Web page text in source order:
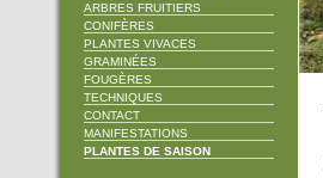
ARBRES FRUITIERS
CONIFÈRES
PLANTES VIVACES
GRAMINÉES
FOUGÈRES
TECHNIQUES
CONTACT
MANIFESTATIONS
PLANTES DE SAISON